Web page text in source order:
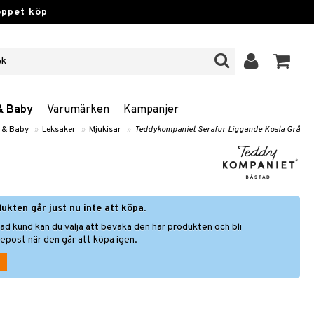
köp
Baby Varumärken Kampanjer
Baby » Leksaker » Mjukisar » Teddykompaniet Serafur Liggande Koala Grå
går just nu inte att köpa.
kund kan du välja att bevaka den här produkten och bli
när den går att köpa igen.